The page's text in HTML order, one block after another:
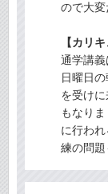
ので大変
【カリ
通学講義
日曜日
を受け
もなり
に行わ
練の問題